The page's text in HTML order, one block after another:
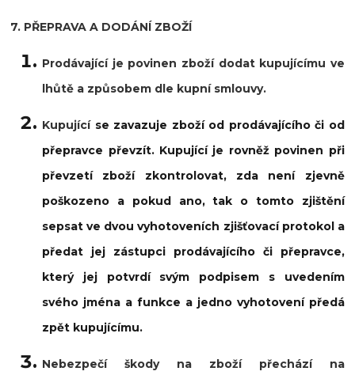
7. PŘEPRAVA A DODÁNÍ ZBOŽÍ
Prodávající je povinen zboží dodat kupujícímu ve
lhůtě a způsobem dle kupní smlouvy.
Kupujícíse zavazuje zboží od prodávajícího či od
přepravce převzít. Kupující je rovněž povinen při
převzetí zboží zkontrolovat, zda není zjevně
poškozeno a pokud ano, tak o tomto zjištění
sepsat ve dvou vyhotoveních zjišťovací protokol a
předat jej zástupci prodávajícího či přepravce,
který jej potvrdí svým podpisem s uvedením
svého jména a funkce a jedno vyhotovení předá
zpět kupujícímu.
Nebezpečí škody na zboží přechází na